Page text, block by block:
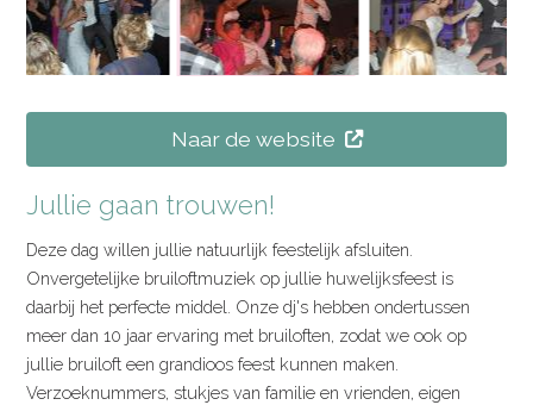
Naar de website
Jullie gaan trouwen!
Deze dag willen jullie natuurlijk feestelijk afsluiten.
Onvergetelijke bruiloftmuziek op jullie huwelijksfeest is
daarbij het perfecte middel. Onze dj's hebben ondertussen
meer dan 10 jaar ervaring met bruiloften, zodat we ook op
jullie bruiloft een grandioos feest kunnen maken.
Verzoeknummers, stukjes van familie en vrienden, eigen